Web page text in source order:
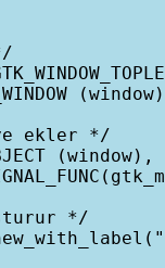
ekler */
(window),
*/